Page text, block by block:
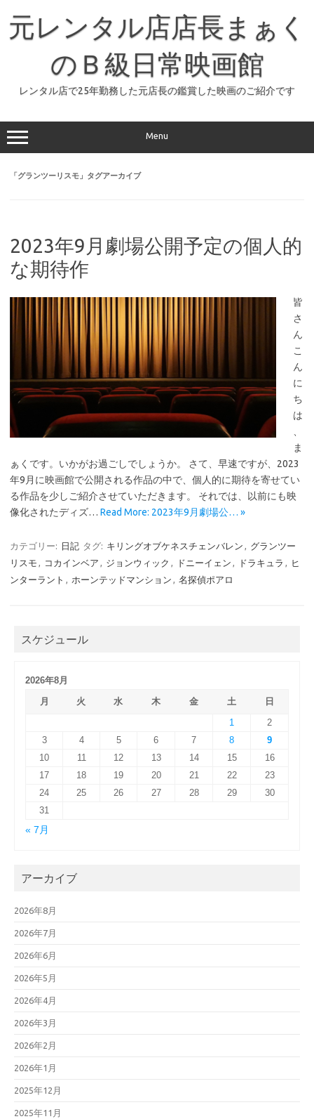
元レンタル店店長まぁく
のＢ級日常映画館
レンタル店で25年勤務した元店長の鑑賞した映画のご紹介です
Menu
「グランツーリスモ 」タグアーカイブ
2023年9月劇場公開予定の個人的
な期待作
皆
さ
ん
こ
ん
に
ち
は
ま
ぁくです。いかがお過ごしでしょうか。 さて、早速ですが、2023
年9月に映画館で公開される作品の中で、個人的に期待を寄せてい
る作品を少しご紹介させていただきます。 それでは、以前にも映
像化されたディズ… Read More: 2023年9月劇場公… »
カテゴリー: 日記 タグ: キリングオブケネスチェンバレン , グランツー
リスモ , コカインベア , ジョンウィック , ドニーイェン , ドラキュラ , ヒ
ンターラント , ホーンテッドマンション , 名探偵ポアロ
スケジュール
2026年8月
月
火 水 木 金 土
日
1
2
3
4 5 6 7 8
9
10
11 12 13 14 15
16
17
18 19 20 21 22
23
24
25 26 27 28 29
30
31
« 7月
アーカイブ
2026年8月
2026年7月
2026年6月
2026年5月
2026年4月
2026年3月
2026年2月
2026年1月
2025年12月
2025年11月